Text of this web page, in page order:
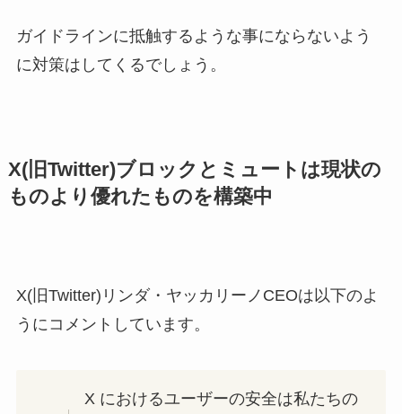
ガイドラインに抵触するような事にならないよう
に対策はしてくるでしょう。
X(旧Twitter)ブロックとミュートは現状の
ものより優れたものを構築中
X(旧Twitter)リンダ・ヤッカリーノCEOは以下のよ
うにコメントしています。
X におけるユーザーの安全は私たちの